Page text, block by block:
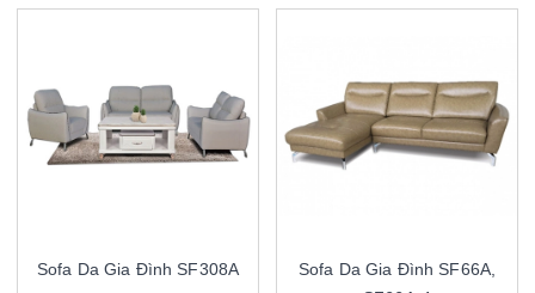
Sofa Da Gia Đình SF308A
Sofa Da Gia Đình SF66A,